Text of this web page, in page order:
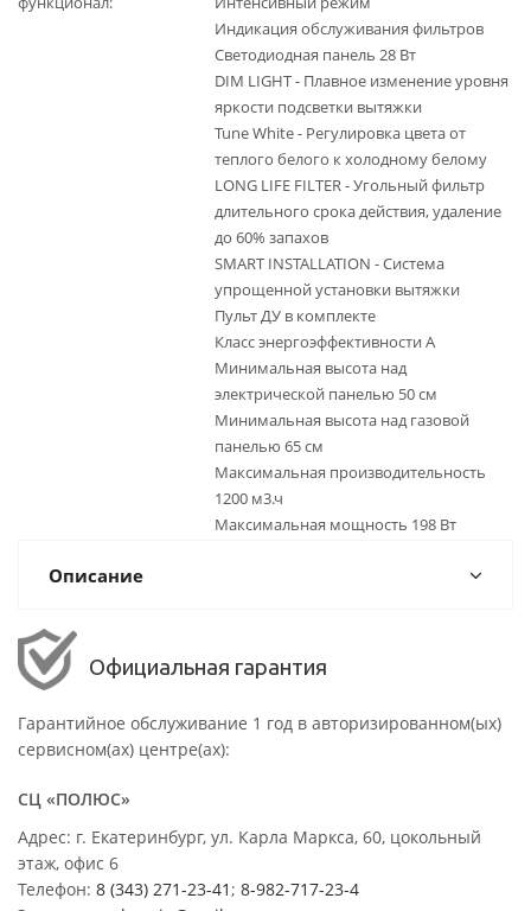
Индикация обслуживания фильтров
Светодиодная панель 28 Вт
DIM LIGHT - Плавное изменение уровня
яркости подсветки вытяжки
Tune White - Регулировка цвета от
теплого белого к холодному белому
LONG LIFE FILTER - Угольный фильтр
длительного срока действия, удаление
до 60% запахов
SMART INSTALLATION - Система
упрощенной установки вытяжки
Пульт ДУ в комплекте
Класс энергоэффективности А
Минимальная высота над
электрической панелью 50 см
Минимальная высота над газовой
панелью 65 см
Максимальная производительность
1200 м3.ч
Максимальная мощность 198 Вт
Описание
Официальная гарантия
Гарантийное обслуживание 1 год в авторизированном(ых)
сервисном(ах) центре(ах):
СЦ «ПОЛЮС»
Адрес: г. Екатеринбург, ул. Карла Маркса, 60, цокольный
этаж, офис 6
Телефон: 8 (343) 271-23-41; 8-982-717-23-4